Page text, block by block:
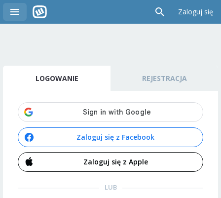
Zaloguj się
LOGOWANIE REJESTRACJA
Zaloguj się z Facebook
Zaloguj się z Apple
LUB